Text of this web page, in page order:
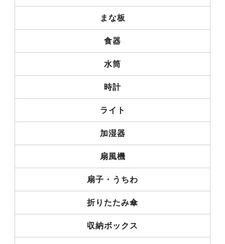
まな板
食器
水筒
時計
ライト
加湿器
扇風機
扇子・うちわ
折りたたみ傘
収納ボックス